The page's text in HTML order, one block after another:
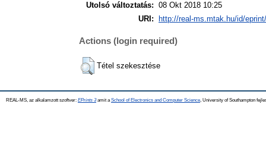
Utolsó változtatás: 08 Okt 2018 10:25
URI:
http://real-ms.mtak.hu/id/
Actions (login required)
Tétel szekesztése
REAL-MS, az alkalamzott szoftver: EPrints 3amit a School of Electronics and Computer Science , University of Southampton